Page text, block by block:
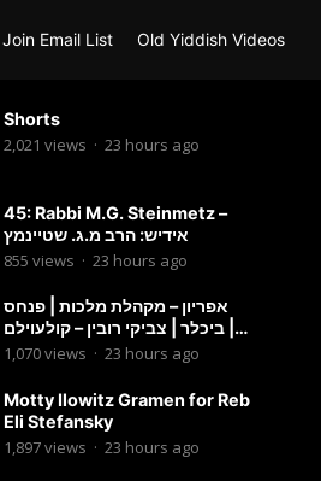
Join Email List Old Yiddish Videos
Shorts
2,021 views · 23 hours ago
45: Rabbi M.G. Steinmetz –
אידיש: הרב מ.ג. שטיינמץ
855 views · 23 hours ago
אפריון – מקהלת מלכות | פנחס
ביכלר | צביקי רובין – קולעוילם |
Malchus Choir, Tzviki Rubin
1,070views · 23 hours ago
Motty Ilowitz Gramen for Reb
Eli Stefansky
1,897views · 23 hours ago